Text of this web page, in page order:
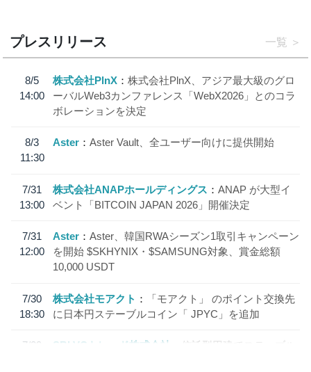
プレスリリース 一覧
8/5
14:00
株式会社PlnX
株式会社PlnX、アジア最大級のグロ
ーバルWeb3カンファレンス「WebX2026」とのコラ
ボレーションを決定
8/3
11:30
Aster Aster Vault、全ユーザー向けに提供開始
7/31
13:00
株式会社ANAPホールディングス
ANAP が大型イ
ベント「BITCOIN JAPAN 2026」開催決定
7/31
12:00
Aster
Aster、韓国RWAシーズン1取引キャンペーン
を開始 $SKHYNIX・$SAMSUNG対象、賞金総額
10,000 USDT
7/30
18:30
株式会社モアクト
「モアクト」 のポイント交換先
に日本円ステーブルコイン「 JPYC」を追加
7/29
SBI VCトレード株式会社
信託型円建てステーブル